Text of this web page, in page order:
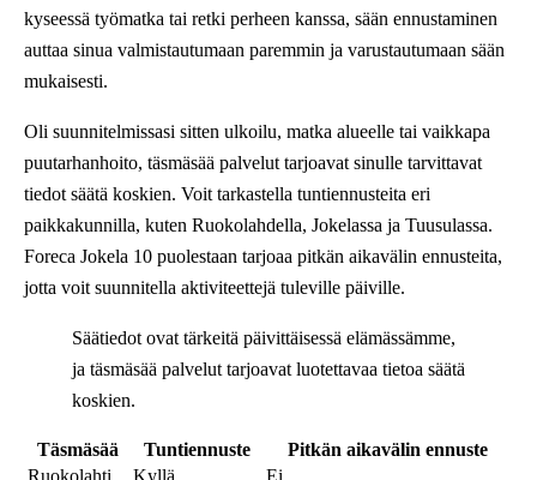
kyseessä työmatka tai retki perheen kanssa, sään ennustaminen
auttaa sinua valmistautumaan paremmin ja varustautumaan sään
mukaisesti.
Oli suunnitelmissasi sitten ulkoilu, matka alueelle tai vaikkapa
puutarhanhoito, täsmäsää palvelut tarjoavat sinulle tarvittavat
tiedot säätä koskien. Voit tarkastella tuntiennusteita eri
paikkakunnilla, kuten Ruokolahdella, Jokelassa ja Tuusulassa.
Foreca Jokela 10 puolestaan tarjoaa pitkän aikavälin ennusteita,
jotta voit suunnitella aktiviteettejä tuleville päiville.
Säätiedot ovat tärkeitä päivittäisessä elämässämme,
ja täsmäsää palvelut tarjoavat luotettavaa tietoa säätä
koskien.
Täsmäsää Tuntiennuste
Pitkän aikavälin ennuste